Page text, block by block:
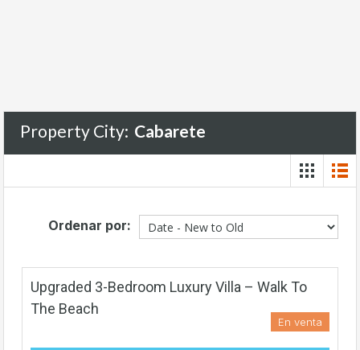
Property City: Cabarete
Ordenar por:
Upgraded 3-Bedroom Luxury Villa – Walk To
The Beach
En venta